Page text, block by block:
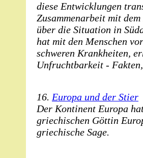
diese Entwicklungen
Zusammenarbeit mit
über die Situation in
hat mit den Menschen
schweren Krankheiten,
Unfruchtbarkeit -
16. Europa und der Stier
Der Kontinent Europa
griechischen Göttin
griechische Sage.